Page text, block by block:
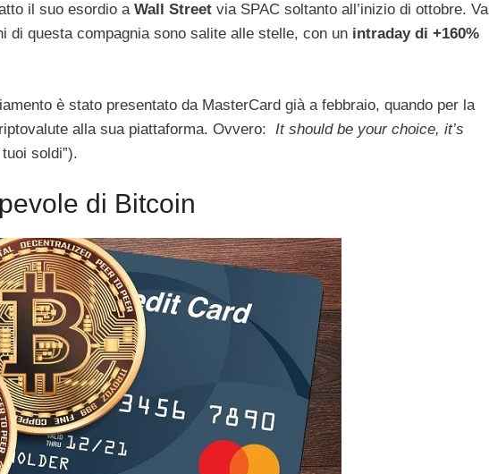
il suo esordio a Wall Street via SPAC soltanto all’inizio di ottobre. Va
di questa compagnia sono salite alle stelle, con un intraday di +160%
è stato presentato da MasterCard già a febbraio, quando per la
alla sua piattaforma. Ovvero: It should be your choice, it’s
soldi”).
di Bitcoin